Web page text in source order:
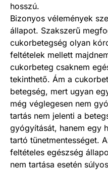
hosszú.
Bizonyos vélemények
állapot. Szakszerű
cukorbetegség olyan
feltételek mellett
cukorbeteg csaknem
tekinthető. Ám a
betegség, mert ugyan
még véglegesen nem
tartás nem jelenti a
gyógyítását, hanem egy
tartó tünetmentességet.
feltételes egészség
nem tartása esetén